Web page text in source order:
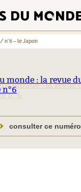
/n°6 – le Japon
consulter ce numéro